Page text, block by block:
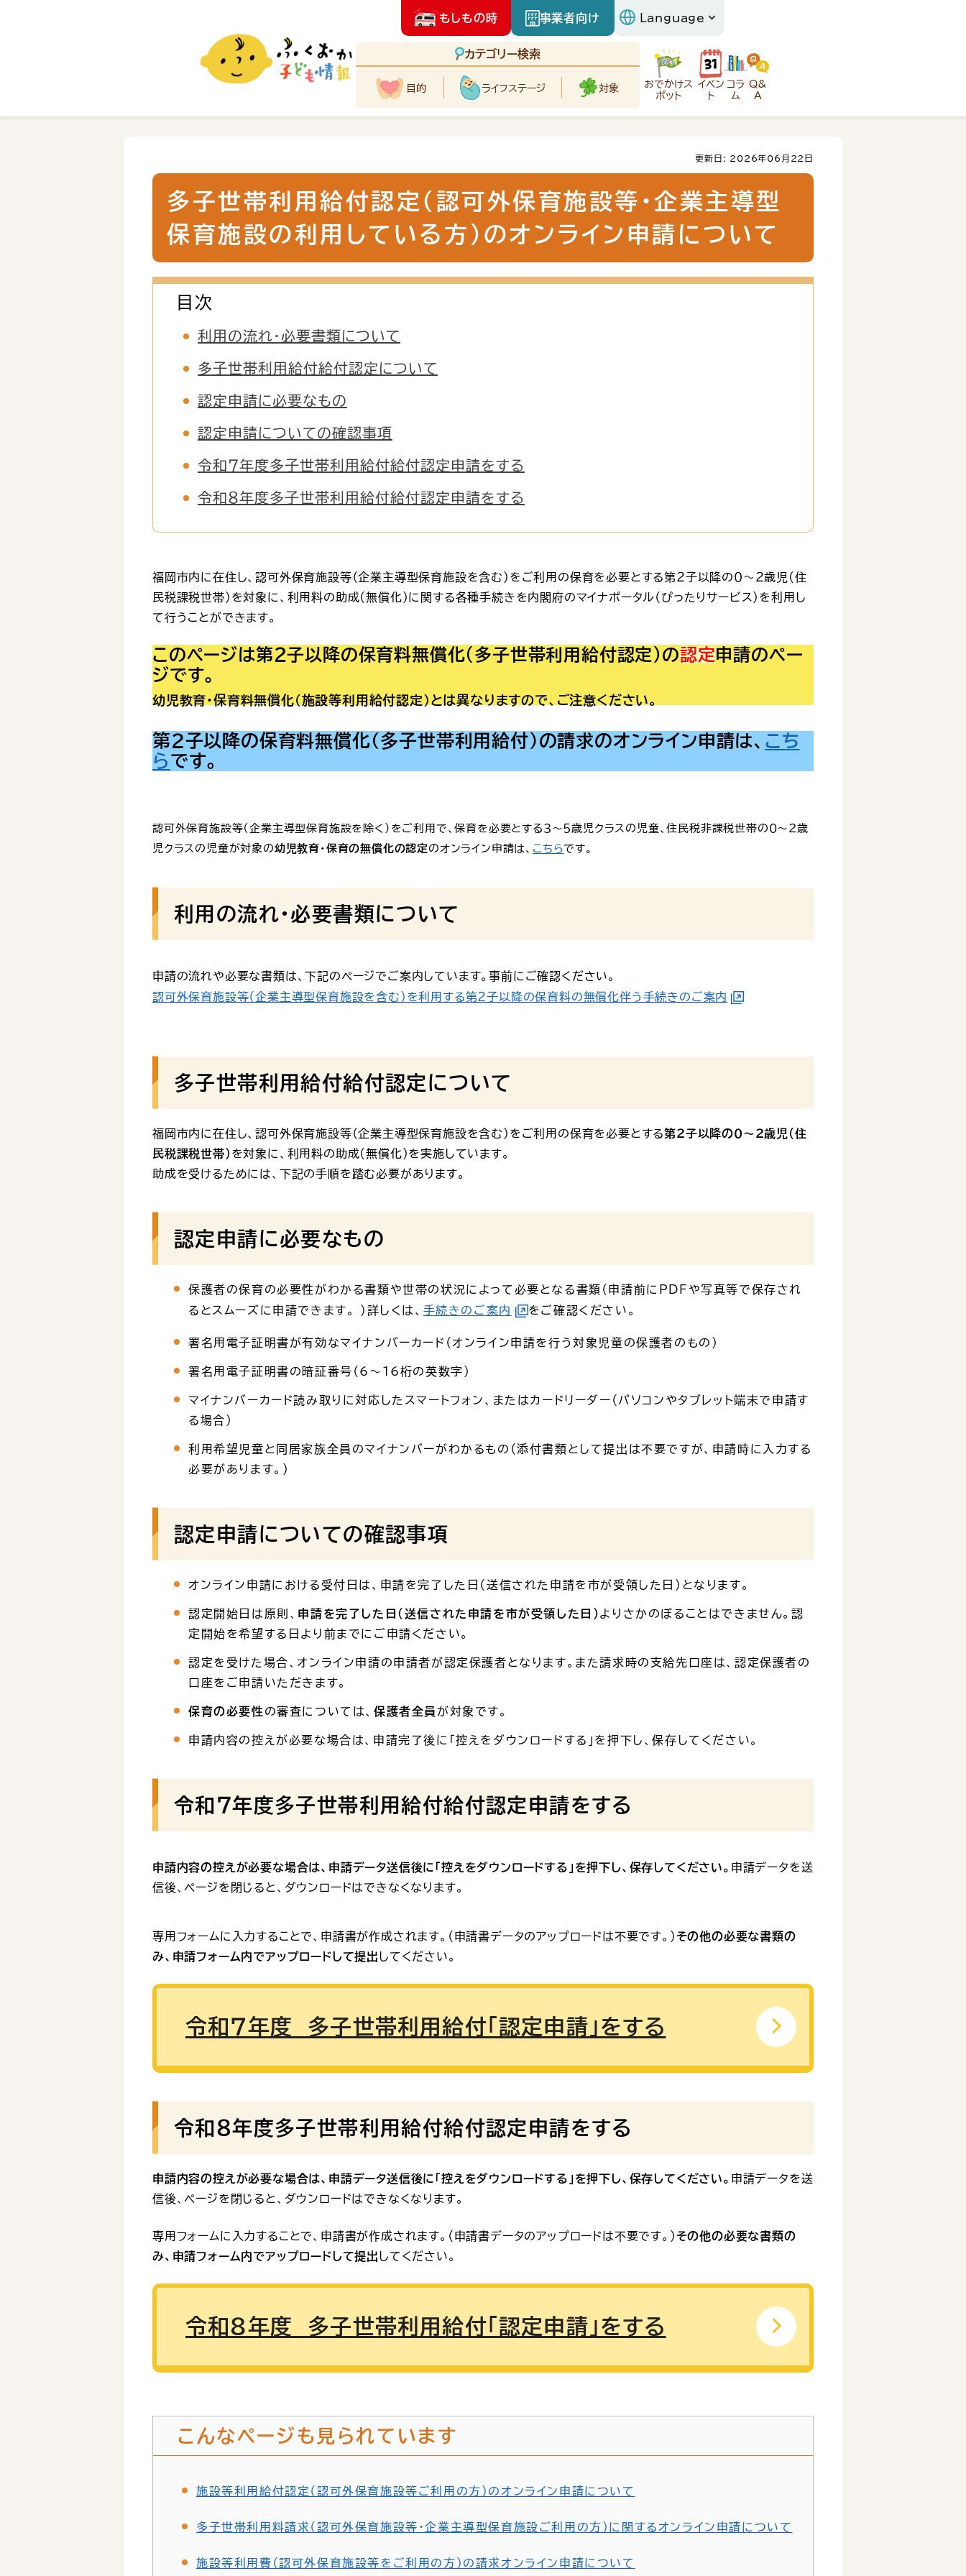
もしもの時 事業者向け
カテゴリー検索
目的 ライフステージ 対象
おでかけス
ポット
イベン
ト
コラ
ム
Q&
A
更新日: 2026年06月22日
多子世帯利用給付認定（認可外保育施設等・企業主導型
保育施設の利用している方）のオンライン申請について
目次
利用の流れ・必要書類について
多子世帯利用給付給付認定について
認定申請に必要なもの
認定申請についての確認事項
令和７年度多子世帯利用給付給付認定申請をする
令和８年度多子世帯利用給付給付認定申請をする
福岡市内に在住し、認可外保育施設等（企業主導型保育施設を含む）をご利用の保育を必要とする第２子以降の０～２歳児(住
民税課税世帯)を対象に、利用料の助成(無償化)に関する各種手続きを内閣府のマイナポータル（ぴったりサービス）を利用し
て行うことができます。
このページは第２子以降の保育料無償化（多子世帯利用給付認定）の認定申請のペー
ジです。
幼児教育・保育料無償化（施設等利用給付認定）とは異なりますので、ご注意ください。
第２子以降の保育料無償化（多子世帯利用給付）の請求のオンライン申請は、 こち
ら です。
認可外保育施設等（企業主導型保育施設を除く）をご利用で、保育を必要とする３～５歳児クラスの児童、住民税非課税世帯の０～２歳
児クラスの児童が対象の幼児教育・保育の無償化の認定 のオンライン申請は、 こちら です。
利用の流れ・必要書類について
申請の流れや必要な書類は、下記のページでご案内しています。事前にご確認ください。
認可外保育施設等（企業主導型保育施設を含む）を利用する第２子以降の保育料の無償化伴う手続きのご案内
多子世帯利用給付給付認定について
福岡市内に在住し、認可外保育施設等（企業主導型保育施設を含む）をご利用の保育を必要とする第２子以降の０～２歳児(住
民税課税世帯) を対象に、利用料の助成(無償化)を実施しています。
助成を受けるためには、下記の手順を踏む必要があります。
認定申請に必要なもの
保護者の保育の必要性がわかる書類や世帯の状況によって必要となる書類（申請前にPDFや写真等で保存され
るとスムーズに申請できます。 ）詳しくは、 手続きのご案内 をご確認ください。
署名用電子証明書が有効なマイナンバーカード（オンライン申請を行う対象児童の保護者のもの）
署名用電子証明書の暗証番号（6～16桁の英数字）
マイナンバーカード読み取りに対応したスマートフォン、またはカードリーダー（パソコンやタブレット端末で申請す
る場合）
利用希望児童と同居家族全員のマイナンバーがわかるもの（添付書類として提出は不要ですが、申請時に入力する
必要があります。）
認定申請についての確認事項
オンライン申請における受付日は、申請を完了した日（送信された申請を市が受領した日）となります。
認定開始日は原則、 申請を完了した日（送信された申請を市が受領した日） よりさかのぼることはできません。認
定開始を希望する日より前までにご申請ください。
認定を受けた場合、オンライン申請の申請者が認定保護者となります。また請求時の支給先口座は、認定保護者の
口座をご申請いただきます。
保育の必要性 の審査については、保護者全員 が対象です。
申請内容の控えが必要な場合は、申請完了後に「控えをダウンロードする」を押下し、保存してください。
令和７年度多子世帯利用給付給付認定申請をする
申請内容の控えが必要な場合は、申請データ送信後に「控えをダウンロードする」を押下し、保存してください。 申請データを送
信後、ページを閉じると、ダウンロードはできなくなります。
専用フォームに入力することで、申請書が作成されます。（申請書データのアップロードは不要です。）その他の必要な書類の
み、申請フォーム内でアップロードして提出 してください。
令和７年度 多子世帯利用給付「認定申請」をする
令和８年度多子世帯利用給付給付認定申請をする
申請内容の控えが必要な場合は、申請データ送信後に「控えをダウンロードする」を押下し、保存してください。 申請データを送
信後、ページを閉じると、ダウンロードはできなくなります。
専用フォームに入力することで、申請書が作成されます。（申請書データのアップロードは不要です。）その他の必要な書類の
み、申請フォーム内でアップロードして提出 してください。
令和８年度 多子世帯利用給付「認定申請」をする
こんなページも見られています
施設等利用給付認定（認可外保育施設等ご利用の方）のオンライン申請について
多子世帯利用料請求（認可外保育施設等・企業主導型保育施設ご利用の方）に関するオンライン申請について
施設等利用費（認可外保育施設等をご利用の方）の請求オンライン申請について